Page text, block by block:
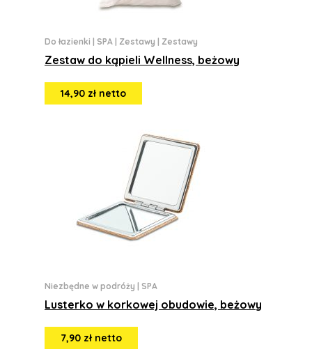
Do łazienki SPA Zestawy Zestawy
Zestaw do kąpieli Wellness, beżowy
14,90 zł netto
Niezbędne w podróży SPA
Lusterko w korkowej obudowie, beżowy
7,90 zł netto